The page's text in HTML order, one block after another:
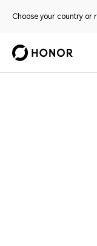
Choose your country or